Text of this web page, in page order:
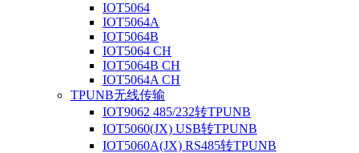
IOT5064
IOT5064A
IOT5064B
IOT5064 CH
IOT5064B CH
IOT5064A CH
TPUNB无线传输
IOT9062 485/232转TPUNB
IOT5060(JX) USB转TPUNB
IOT5060A(JX) RS485转TPUNB